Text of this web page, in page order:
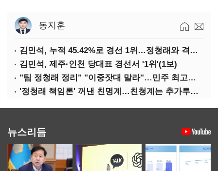
동지훈
김민석, 누적 45.42%로 경선 1위…정청래와 격차 0.86%p(2보)
김민석, 제주·인천 당대표 경선서 '1위'(1보)
"팀 정청래 정리" "이중잣대 말라"…민주 최고위원 계파 다툼 격화
'정청래 책임론' 꺼낸 친명계…친청계는 추가투표 때리기
뉴스리듬